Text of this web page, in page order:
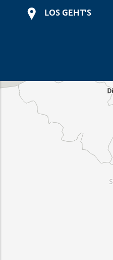
LOS GEHT'S